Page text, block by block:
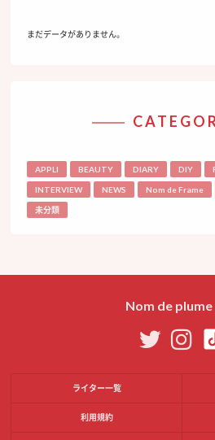
まだデータがありません。
APPLI BEAUTY DIARY DIY
INTERVIEW NEWS Nom de Frame
未分類
Nom de plume
ライター一覧
利用規約